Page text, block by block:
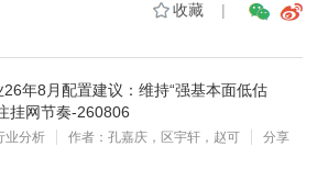
收藏|
年8月配置建议：维持“强基本面低估
挂网节奏-260806
业分析 作者：孔嘉庆，区宇轩，赵可
分享